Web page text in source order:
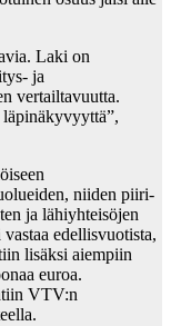
Laki on
ja
vertailtavuutta.
niiden piiri-
ja lähiyhteisöjen
edellisvuotista,
lisäksi aiempiin
euroa.
VTV:n